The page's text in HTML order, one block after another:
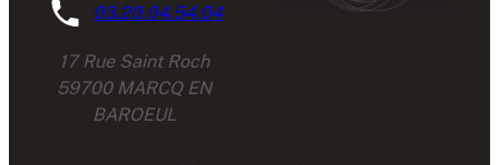
03.20.04.54.04
17 Rue Saint Roch
59700 MARCQ EN
BAROEUL